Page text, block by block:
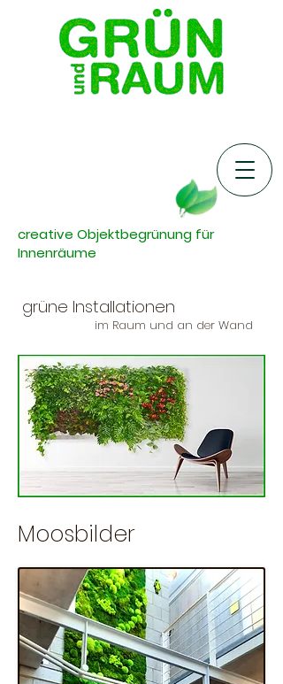
creative Objektbegrünung für
Innenräume
grüne Installationen
im Raum und an der Wand
Moosbilder